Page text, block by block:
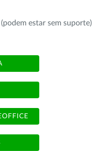
estar sem suporte)